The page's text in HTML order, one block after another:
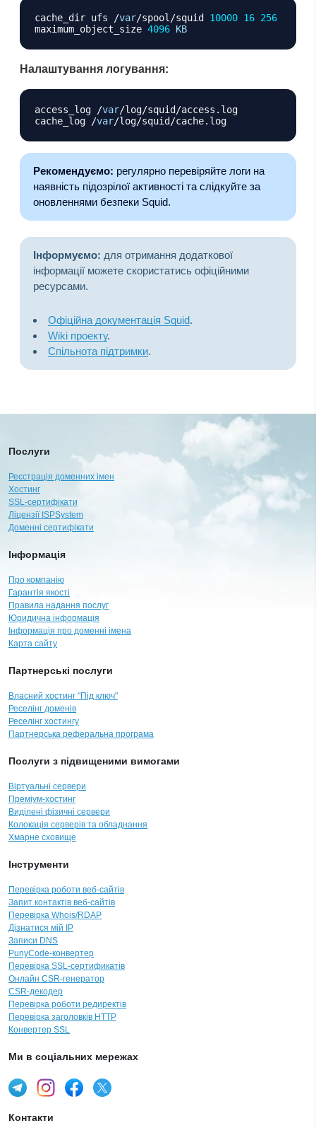
cache_dir ufs /var/spool /squid 10000 16 256
maximum_object_size 4096 KB
Копіювати
Налаштування логування:
access_log /var/log/squid /access . log
cache_log
/var/log/squid /cache.
Копіювати
Рекомендуємо: регулярно перевіряйте логи на
наявність підозрілої активності та слідкуйте за
оновленнями безпеки Squid.
Інформуємо: для отримання додаткової
інформації можете скористатись офіційними
ресурсами.
Офіційна документація Squid.
Wiki проекту.
Спільнота підтримки.
Послуги
Реєстрація доменних імен
Хостинг
SSL-сертифікати
Ліцензії ISPSystem
Доменні сертифікати
Інформація
Про компанію
Гарантія якості
Правила надання послуг
Юридична інформація
Інформація про доменні імена
Карта сайту
Партнерські послуги
Власний хостинг "Під ключ"
Реселінг доменів
Реселінг хостингу
Партнерська реферальна програма
Послуги з підвищеними вимогами
Віртуальні сервери
Преміум-хостинг
Виділені фізичні сервери
Колокація серверів та обладнання
Хмарне сховище
Інструменти
Перевірка роботи веб-сайтів
Запит контактів веб-сайтів
Перевірка Whois/RDAP
Дізнатися мій IP
Записи DNS
PunyCode-конвертер
Перевірка SSL-сертификатів
Онлайн CSR-генератор
CSR-декодер
Перевірка роботи редиректів
Перевірка заголовків HTTP
Конвертер SSL
Ми в соціальних мережах
Контакти